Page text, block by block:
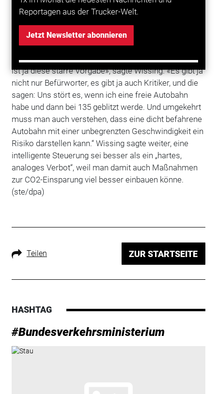
Reportagen aus der Trucker-Welt.
Jetzt Newsletter abonnieren
Wissing sagte, er setze auf die Nutzung von mehr
digitalen Verkehrsleitsystemen, auf die digitale
Steuerung von Verkehrsströmen.
„Das, was die Leute am generellen Tempolimit stört,
ist ja diese starre Vorgabe», sagte Wissing. «Es gibt ja
nicht nur Befürworter, es gibt ja auch Kritiker, und die
sagen: Uns stört es, wenn ich eine freie Autobahn
habe und dann bei 135 geblitzt werde. Und umgekehrt
muss man auch verstehen, dass eine dicht befahrene
Autobahn mit einer unbegrenzten Geschwindigkeit ein
Risiko darstellen kann.“ Wissing sagte weiter, eine
intelligente Steuerung sei besser als ein „hartes,
analoges Verbot“, weil man damit auch Maßnahmen
zur CO2-Einsparung viel besser einbauen könne.
(ste/dpa)
Teilen ZUR STARTSEITE
HASHTAG
#Bundesverkehrsministerium